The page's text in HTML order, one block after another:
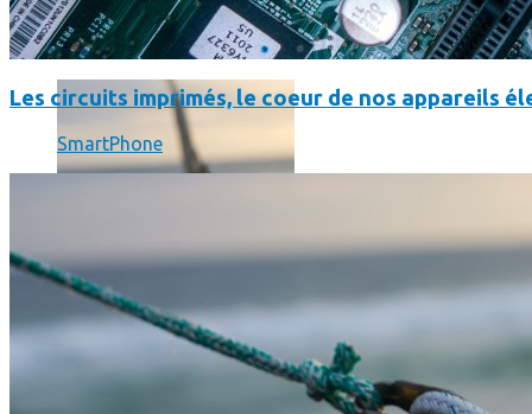
Même hors-ligne votre smartphone peut vous aider en
Les circuits imprimés, le coeur de nos appareils
SmartPhone